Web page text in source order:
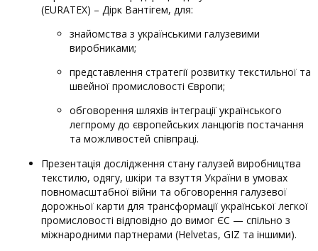
(EURATEX) – Дірк Вантігем, для:
знайомства з українськими галузевими
виробниками;
представлення стратегії розвитку текстильної та
швейної промисловості Європи;
обговорення шляхів інтеграції українського
легпрому до європейських ланцюгів постачання
та можливостей співпраці.
Презентація дослідження стану галузей виробництва
текстилю, одягу, шкіри та взуття України в умовах
повномасштабної війни та обговорення галузевої
дорожньої карти для трансформації української легкої
промисловості відповідно до вимог ЄС — спільно з
міжнародними партнерами (Helvetas, GIZ та іншими).